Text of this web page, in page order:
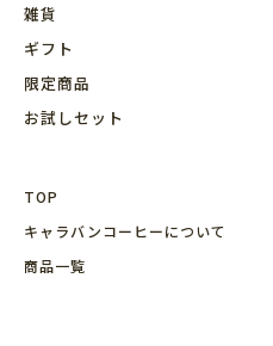
雑貨
ギフト
限定商品
お試しセット
TOP
キャラバンコーヒーについて
商品⼀覧